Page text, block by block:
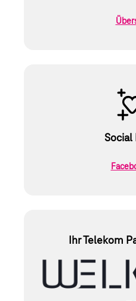
Social
Ihr Telekom